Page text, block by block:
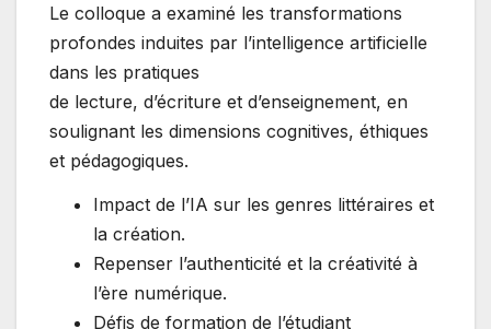
Le colloque a examiné les transformations
profondes induites par l’intelligence artificielle
dans les pratiques
de lecture, d’écriture et d’enseignement, en
soulignant les dimensions cognitives, éthiques
et pédagogiques.
Impact de l’IA sur les genres littéraires et
la création.
Repenser l’authenticité et la créativité à
l’ère numérique.
Défis de formation de l’étudiant